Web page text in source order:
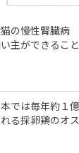
の慢性腎臓病
主ができるこ
本では毎年約１
る採卵鶏のオ